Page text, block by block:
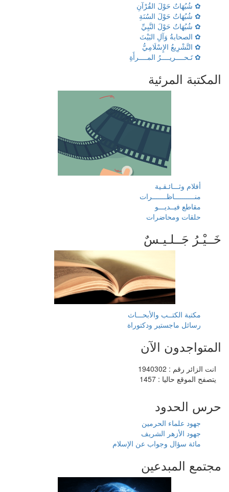
✿ شُبُهَاتٌ حَوْلَ القُرْآنِ
✿ شُبُهَاتٌ حَوْلَ السُنَةِ
✿ شُبُهَاتٌ حَوْلَ النَّبِيِّ
✿ الصحابةُ وَآلِ البَيْتَ
✿ التَّشْرِيعُ الإِسْلَامِيُّ
✿ تَـحــــريــــرُ المــــرأَةِ
المكتبة المرئية
أفلام وثـــائـقـية
منــــــــــاظـــــــرات
مقاطع فيــديـــو
حلقات ومحاضرات
خَــيْـرُ جَــلـيـسٌ
مكتبة الكتــب والأبحـــاث
رسائل ماجستير ودكتوراة
المتواجدون الآن
انت الزائر رقم : 1940302
يتصفح الموقع حاليا : 1457
حرس الحدود
جهود علماء الحرمين
جهود الأزهر الشريف
مائة سؤال وجواب عن الإسلام
مجتمع المبدعين